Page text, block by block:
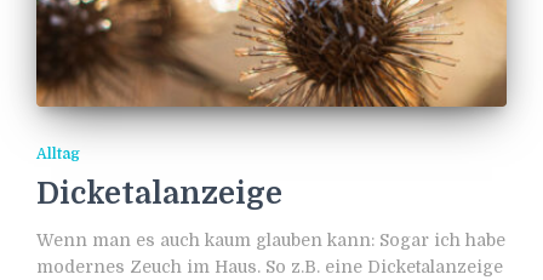
Alltag
Dicketalanzeige
Wenn man es auch kaum glauben kann: Sogar ich habe
modernes Zeuch im Haus. So z.B. eine Dicketalanzeige